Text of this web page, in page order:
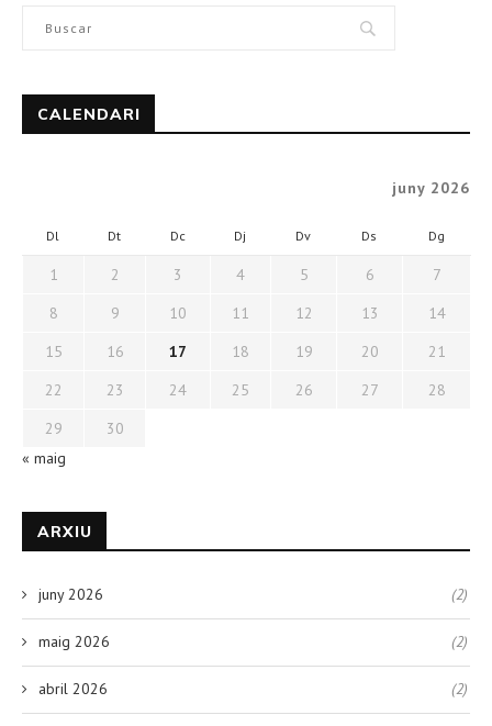
CALENDARI
juny 2026
Dl Dt Dc Dj Dv Ds Dg
1 2 3 4 5 6
7
8
9 10 11 12 13
14
15
16 17 18 19 20
21
22
23 24 25 26 27
28
29
30
« maig
ARXIU
juny 2026 (2)
maig 2026 (2)
abril 2026 (2)